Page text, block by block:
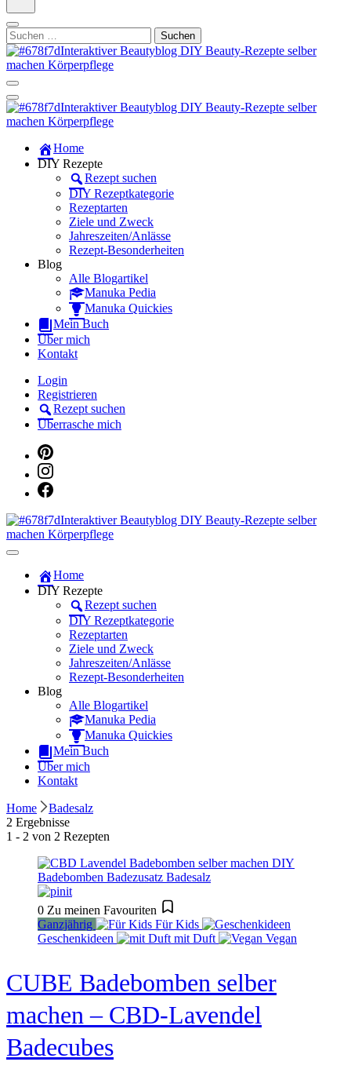
Suchen
nach:
Manuka Magic – Natürlich schön:
Dein interaktiver DIY Beautyblog
Manuka Magic – Natürlich schön:
Dein interaktiver DIY Beautyblog
Dein persönlicher interaktiver DIY Beautyblog
Home
DIY Rezepte
Rezept suchen
DIY Rezeptkategorie
Rezeptarten
Ziele und Zweck
Jahreszeiten/Anlässe
Rezept-Besonderheiten
Blog
Alle Blogartikel
Manuka Pedia
Manuka Quickies
Mein Buch
Über mich
Kontakt
Login
Registrieren
Rezept suchen
Überrasche mich
Manuka Magic – Natürlich schön:
Dein interaktiver DIY Beautyblog
Home
DIY Rezepte
Rezept suchen
DIY Rezeptkategorie
Rezeptarten
Ziele und Zweck
Jahreszeiten/Anlässe
Rezept-Besonderheiten
Blog
Alle Blogartikel
Manuka Pedia
Manuka Quickies
Mein Buch
Über mich
Kontakt
Home
Badesalz
2 Ergebnisse
1 - 2 von 2 Rezepten
0 Zu meinen Favouriten
Ganzjährig
Für Kids
Geschenkideen
mit Duft Vegan
CUBE Badebomben selber
machen – CBD-Lavendel
Badecubes